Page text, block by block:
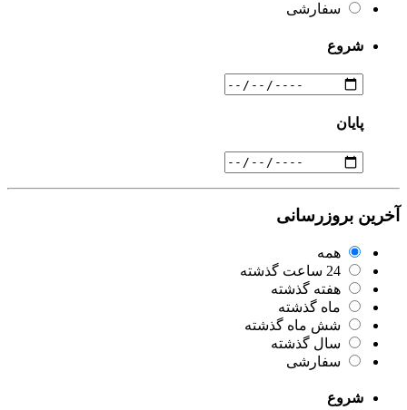
سفارشی
شروع
پایان
آخرین بروزرسانی
همه
24 ساعت گذشته
هفته گذشته
ماه گذشته
شش ماه گذشته
سال گذشته
سفارشی
شروع